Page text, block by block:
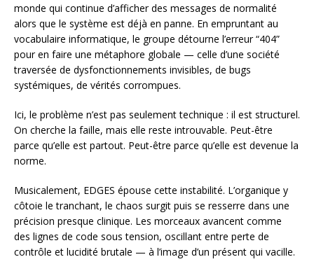
monde qui continue d’afficher des messages de normalité
alors que le système est déjà en panne. En empruntant au
vocabulaire informatique, le groupe détourne l’erreur “404”
pour en faire une métaphore globale — celle d’une société
traversée de dysfonctionnements invisibles, de bugs
systémiques, de vérités corrompues.
Ici, le problème n’est pas seulement technique : il est structurel.
On cherche la faille, mais elle reste introuvable. Peut-être
parce qu’elle est partout. Peut-être parce qu’elle est devenue la
norme.
Musicalement, EDGES épouse cette instabilité. L’organique y
côtoie le tranchant, le chaos surgit puis se resserre dans une
précision presque clinique. Les morceaux avancent comme
des lignes de code sous tension, oscillant entre perte de
contrôle et lucidité brutale — à l’image d’un présent qui vacille.